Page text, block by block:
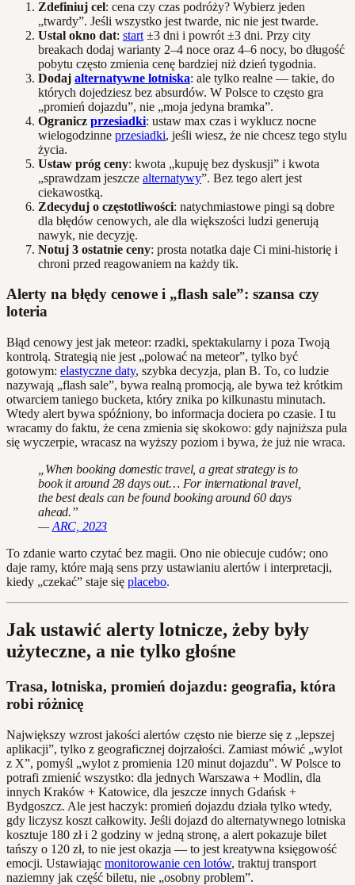
Zdefiniuj cel: cena czy czas podróży? Wybierz jeden
„twardy”. Jeśli wszystko jest twarde, nic nie jest twarde.
Ustal okno dat: start ±3 dni i powrót ±3 dni. Przy city
breakach dodaj warianty 2–4 noce oraz 4–6 nocy, bo długość
pobytu często zmienia cenę bardziej niż dzień tygodnia.
Dodaj alternatywne lotniska: ale tylko realne — takie, do
których dojedziesz bez absurdów. W Polsce to często gra
„promień dojazdu”, nie „moja jedyna bramka”.
Ogranicz przesiadki: ustaw max czas i wyklucz nocne
wielogodzinne przesiadki, jeśli wiesz, że nie chcesz tego stylu
życia.
Ustaw próg ceny: kwota „kupuję bez dyskusji” i kwota
„sprawdzam jeszcze alternatywy”. Bez tego alert jest
ciekawostką.
Zdecyduj o częstotliwości: natychmiastowe pingi są dobre
dla błędów cenowych, ale dla większości ludzi generują
nawyk, nie decyzję.
Notuj 3 ostatnie ceny: prosta notatka daje Ci mini-historię i
chroni przed reagowaniem na każdy tik.
Alerty na błędy cenowe i „flash sale”: szansa czy
loteria
Błąd cenowy jest jak meteor: rzadki, spektakularny i poza Twoją
kontrolą. Strategią nie jest „polować na meteor”, tylko być
gotowym: elastyczne daty, szybka decyzja, plan B. To, co ludzie
nazywają „flash sale”, bywa realną promocją, ale bywa też krótkim
otwarciem taniego bucketa, który znika po kilkunastu minutach.
Wtedy alert bywa spóźniony, bo informacja dociera po czasie. I tu
wracamy do faktu, że cena zmienia się skokowo: gdy najniższa pula
się wyczerpie, wracasz na wyższy poziom i bywa, że już nie wraca.
„When booking domestic travel, a great strategy is to
book it around 28 days out… For international travel,
the best deals can be found booking around 60 days
ahead.”
—ARC, 2023
To zdanie warto czytać bez magii. Ono nie obiecuje cudów; ono
daje ramy, które mają sens przy ustawianiu alertów i interpretacji,
kiedy „czekać” staje się placebo.
Jak ustawić alerty lotnicze, żeby były
użyteczne, a nie tylko głośne
Trasa, lotniska, promień dojazdu: geografia, która
robi różnicę
Największy wzrost jakości alertów często nie bierze się z „lepszej
aplikacji”, tylko z geograficznej dojrzałości. Zamiast mówić „wylot
z X”, pomyśl „wylot z promienia 120 minut dojazdu”. W Polsce to
potrafi zmienić wszystko: dla jednych Warszawa + Modlin, dla
innych Kraków + Katowice, dla jeszcze innych Gdańsk +
Bydgoszcz. Ale jest haczyk: promień dojazdu działa tylko wtedy,
gdy liczysz koszt całkowity. Jeśli dojazd do alternatywnego lotniska
kosztuje 180 zł i 2 godziny w jedną stronę, a alert pokazuje bilet
tańszy o 120 zł, to nie jest okazja — to jest kreatywna księgowość
emocji. Ustawiając monitorowanie cen lotów, traktuj transport
naziemny jak część biletu, nie „osobny problem”.